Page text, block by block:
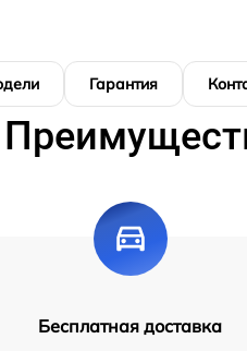
Гарантия
Бесплатная доставка